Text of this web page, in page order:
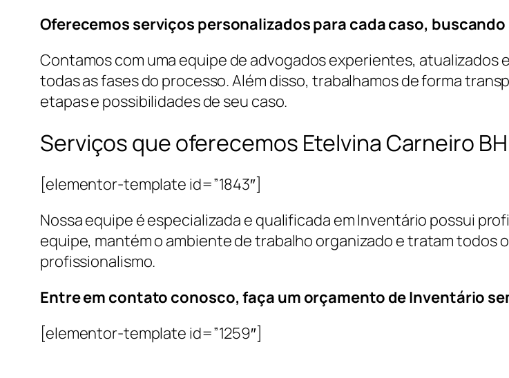
Oferecemos serviços personalizados para cada caso,
Contamos com uma equipe de advogados experientes,
todas as fases do processo. Além disso, trabalhamos de forma
etapas e possibilidades de seu caso.
Serviços que oferecemos Etelvina Carneiro BH
[elementor-template id=”1843″]
Nossa equipe é especializada e qualificada em Inventário possui
equipe, mantém o ambiente de trabalho organizado e tratam todos
profissionalismo.
Entre em contato conosco, faça um orçamento de Inventário
[elementor-template id=”1259″]